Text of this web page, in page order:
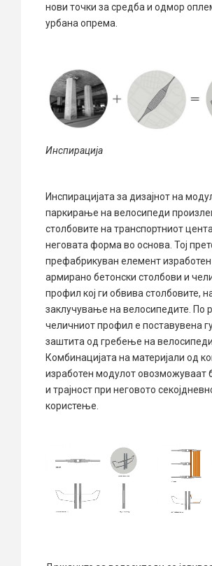
нови точки за средба и одмор
урбана опрема.
Инспирација
Инспирацијата за дизајнот на
паркирање на велосипеди
столбовите на транспортниот
неговата форма во основа. Тој
префабрикуван елемент
армирано бетонски столбови и
профил кој ги обвива столбовите,
заклучување на велосипедите. По
челичниот профил е поставувена
заштита од гребење на
Комбинацијата на материјали од
изработен модулот овозможуваат
и трајност при неговото
користење.